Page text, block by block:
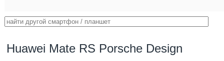
Huawei Mate RS Porsche Design